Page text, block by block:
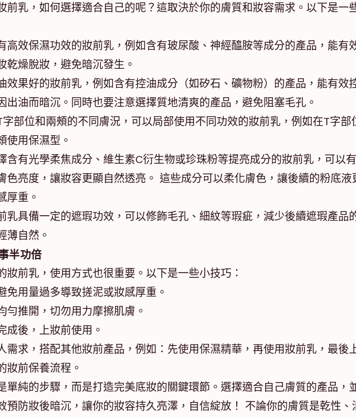
前乳，如何選擇適合自己的呢？這取決於你的膚質和妝容需求。以下是一
高效保濕功效的妝前乳，例如含有玻尿酸、神經醯胺等成分的產品，能有
乾燥脫妝，避免暗沉發生。
效果好的妝前乳，例如含有控油成分（如矽石、礦物粉）的產品，能有效
出油而暗沉。同時也要注意選擇質地清爽的產品，避免阻塞毛孔。
字部位和兩頰的不同膚況，可以局部使用不同功效的妝前乳，例如在T字部
使用保濕型。
含有光學柔焦成分、維生素C衍生物或珍珠粉等提亮成分的妝前乳，可以有
色亮度，讓妝容更顯自然透亮。 這些成分可以柔化膚色，讓後續的粉底液
厚重。
乳具備一定的遮瑕功效，可以修飾毛孔、細紋等瑕疵，減少後續遮瑕產品
薄自然。
半功倍
妝前乳，使用方式也很重要。以下是一些小技巧：
免用量過多導致搓泥或妝感厚重。
勻推開，切勿用力摩擦肌膚。
成後，上妝前使用。
需求，搭配其他妝前產品，例如：先使用保濕精華，再使用妝前乳，最後
妝前保養流程。
單純的步驟，而是打造完美底妝的關鍵環節。選擇適合自己膚質的產品，
預防妝後暗沉，讓你的妝容持久亮澤，自信綻放！ 不論你的膚質是乾性、